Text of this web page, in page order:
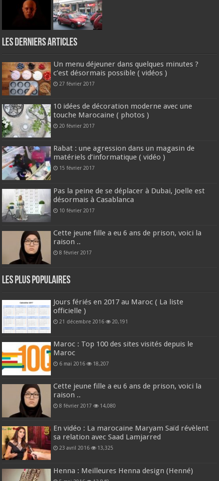
Les derniers articles
Un menu déjeuner dans quelques minutes ?
c’est désormais possible ( vidéos )
27 février 2017
10 idées de décoration moderne avec une
touche Marocaine ( photos )
20 février 2017
Rabat : une agression dans un magasin de
matériels d’informatique ( vidéo )
15 février 2017
Pas la peine de se déplacer à Dubai, Joelle est
désormais à Casablanca
10 février 2017
Cette jeune fille a eu 6 ans de prison, voici la
raison ..
8 février 2017
Les plus populaires
Jours fériés en 2017 au Maroc ( La liste
officielle )
21 décembre 2016 20,191
Maroc : Top 100 des sites visités depuis le
Maroc
6 mai 2016 18,207
Cette jeune fille a eu 6 ans de prison, voici la
raison ..
8 février 2017 14,080
En vidéo : La marocaine Maryam Saïd révèlent
sa relation avec Saad Lamjarred
23 avril 2016 13,325
Henna : Meilleures Henna design (Henné)